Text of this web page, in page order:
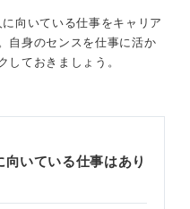
の世界観を作る役割を
ンコーディネーターと
合わせて自分のセンス
ン表現を目指す人にも
向いている仕事をキャリア
自身のセンスを仕事に活か
しておきましょう。
いている仕事はあり